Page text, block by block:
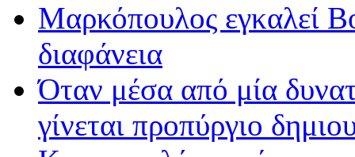
Μαρκόπουλος εγκαλεί
διαφάνεια
Όταν μέσα από μία
γίνεται προπύργιο